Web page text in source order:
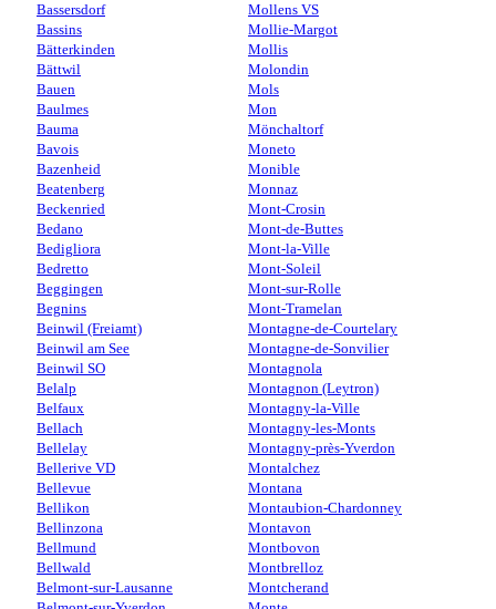
Bassersdorf
Bassins
Bätterkinden
Bättwil
Bauen
Baulmes
Bauma
Bavois
Bazenheid
Beatenberg
Beckenried
Bedano
Bedigliora
Bedretto
Beggingen
Begnins
Beinwil (Freiamt)
Beinwil am See
Beinwil SO
Belalp
Belfaux
Bellach
Bellelay
Bellerive VD
Bellevue
Bellikon
Bellinzona
Bellmund
Bellwald
Belmont-sur-Lausanne
Mollens VS
Mollie-Margot
Mollis
Molondin
Mols
Mon
Mönchaltorf
Moneto
Monible
Monnaz
Mont-Crosin
Mont-de-Buttes
Mont-la-Ville
Mont-Soleil
Mont-sur-Rolle
Mont-Tramelan
Montagne-de-Courtelary
Montagne-de-Sonvilier
Montagnola
Montagnon (Leytron)
Montagny-la-Ville
Montagny-les-Monts
Montagny-près-Yverdon
Montalchez
Montana
Montaubion-Chardonney
Montavon
Montbovon
Montbrelloz
Montcherand